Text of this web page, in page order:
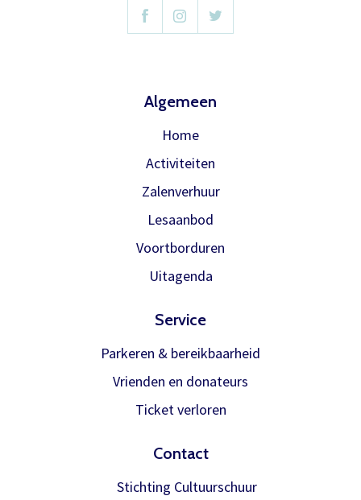
abonnement.
U krijgt dan bericht dat u gratis kan
Algemeen
Home
Activiteiten
Zalenverhuur
Lesaanbod
Voortborduren
Uitagenda
Service
Parkeren & bereikbaarheid
Vrienden en donateurs
Ticket verloren
Contact
Stichting Cultuurschuur